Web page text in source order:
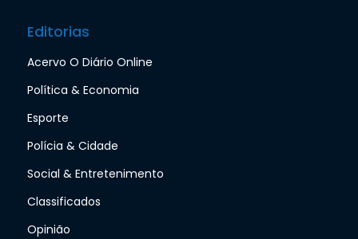
Editorias
Acervo O Diário Online
Política & Economia
Esporte
Polícia & Cidade
Social & Entretenimento
Classificados
Opinião